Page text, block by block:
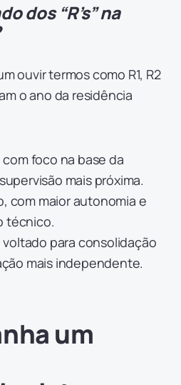
dos “R’s” na
ouvir termos como R1, R2
o ano da residência
com foco na base da
mais próxima.
com maior autonomia e
técnico.
para consolidação
mais independente.
um